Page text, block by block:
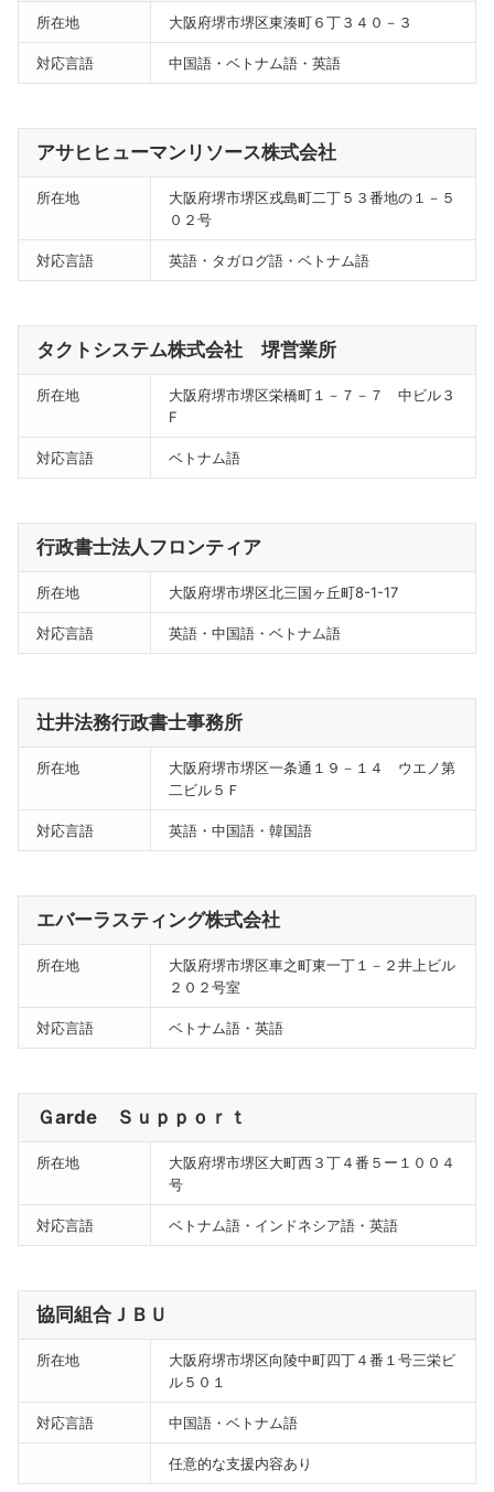
所在地 大阪府堺市堺区東湊町６丁３４０－３
対応言語 中国語・ベトナム語・英語
アサヒヒューマンリソース株式会社
所在地
大阪府堺市堺区戎島町二丁５３番地の１－５
０２号
対応言語 英語・タガログ語・ベトナム語
タクトシステム株式会社 堺営業所
所在地
大阪府堺市堺区栄橋町１－７－７ 中ビル３
F
対応言語 ベトナム語
行政書士法人フロンティア
所在地 大阪府堺市堺区北三国ヶ丘町8-1-17
対応言語 英語・中国語・ベトナム語
辻井法務行政書士事務所
所在地
大阪府堺市堺区一条通１９－１４ ウエノ第
二ビル５Ｆ
対応言語 英語・中国語・韓国語
エバーラスティング株式会社
所在地
大阪府堺市堺区車之町東一丁１－２井上ビル
２０２号室
対応言語 ベトナム語・英語
Ｇarde Ｓｕｐｐｏｒｔ
所在地
大阪府堺市堺区大町西３丁４番５ー１００４
号
対応言語 ベトナム語・インドネシア語・英語
協同組合ＪＢＵ
所在地
大阪府堺市堺区向陵中町四丁４番１号三栄ビ
ル５０１
対応言語 中国語・ベトナム語
任意的な支援内容あり